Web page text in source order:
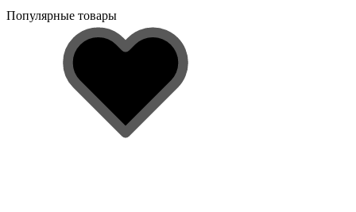
Популярные товары